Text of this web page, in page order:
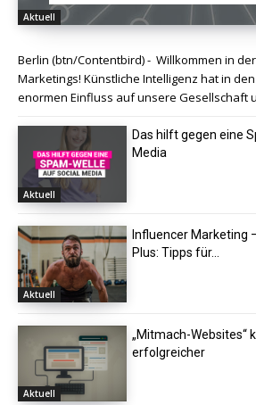
Aktuell
Berlin (btn/Contentbird) - Willkommen in
Marketings! Künstliche Intelligenz hat in
enormen Einfluss auf unsere Gesellschaft
Aktuell
Das hilft gegen eine
Media
Aktuell
Influencer Marketing
Plus: Tipps für...
Aktuell
„Mitmach-Websites“
erfolgreicher